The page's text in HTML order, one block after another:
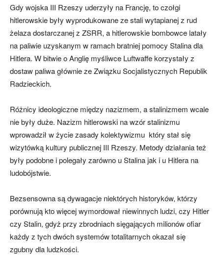
Gdy wojska III Rzeszy uderzyły na Francję, to czołgi
hitlerowskie były wyprodukowane ze stali wytapianej z rud
żelaza dostarczanej z ZSRR, a hitlerowskie bombowce latały
na paliwie uzyskanym w ramach bratniej pomocy Stalina dla
Hitlera. W bitwie o Anglię myśliwce Luftwaffe korzystały z
dostaw paliwa głównie ze Związku Socjalistycznych Republik
Radzieckich.
Różnicy ideologiczne między nazizmem, a stalinizmem wcale
nie były duże. Nazizm hitlerowski na wzór stalinizmu
wprowadził w życie zasady kolektywizmu który stał się
wizytówką kultury publicznej III Rzeszy. Metody działania też
były podobne i polegały zarówno u Stalina jak i u Hitlera na
ludobójstwie.
Bezsensowna są dywagacje niektórych historyków, którzy
porównują kto więcej wymordował niewinnych ludzi, czy Hitler
czy Stalin, gdyż przy zbrodniach sięgających milionów ofiar
każdy z tych dwóch systemów totalitarnych okazał się
zgubny dla ludzkości.